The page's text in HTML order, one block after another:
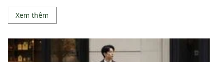
Xem thêm